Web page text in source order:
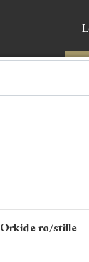
Orkide ro/stille